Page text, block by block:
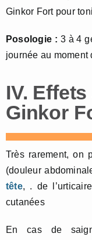
Ginkor Fort pour
Posologie : 3 à 4
journée au moment
IV.
Ginkor
Très rarement, on
(douleur
tête, . de
cutanées
En cas de